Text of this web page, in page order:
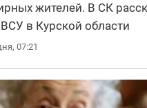
жителей. В СК
в Курской области
07:21